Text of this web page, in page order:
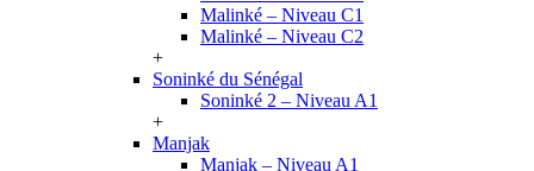
Malinké – Niveau C1
Malinké – Niveau C2
+
Soninké du Sénégal
Soninké 2 – Niveau A1
+
Manjak
Manjak – Niveau A1